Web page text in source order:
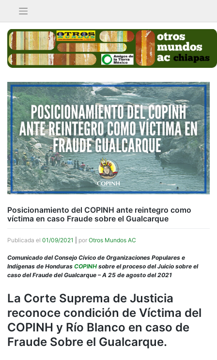
contenido
Posicionamiento del COPINH ante reintegro como
víctima en caso Fraude sobre el Gualcarque
Publicada el 01/09/2021 por Otros Mundos AC
Comunicado del Consejo Cívico de Organizaciones Populares e
Indígenas de Honduras COPINH sobre el proceso del Juicio sobre el
caso del Fraude del Gualcarque – A 25 de agosto del 2021
La Corte Suprema de Justicia
reconoce condición de Víctima del
COPINH y Río Blanco en caso de
Fraude Sobre el Gualcarque.